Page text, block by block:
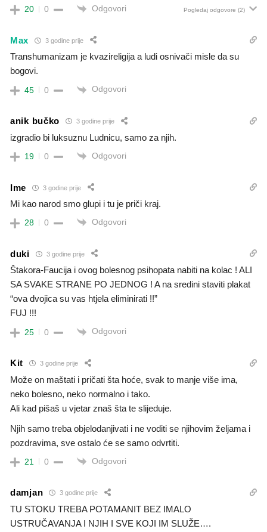
20 0 Odgovori Pogledaj odgovore (2)
Max 3 godine prije
Transhumanizam je kvazireligija a ludi osnivači misle da su
bogovi.
45 0 Odgovori
anik bučko 3 godine prije
izgradio bi luksuznu Ludnicu, samo za njih.
19 0 Odgovori
Ime 3 godine prije
Mi kao narod smo glupi i tu je priči kraj.
28 0 Odgovori
duki 3 godine prije
Štakora-Faucija i ovog bolesnog psihopata nabiti na kolac ! ALI
SA SVAKE STRANE PO JEDNOG ! A na sredini staviti plakat
“ova dvojica su vas htjela eliminirati !!”
FUJ !!!
25 0 Odgovori
Kit 3 godine prije
Može on maštati i pričati šta hoće, svak to manje više ima,
neko bolesno, neko normalno i tako.
Ali kad pišaš u vjetar znaš šta te slijeduje.
Njih samo treba objelodanjivati i ne voditi se njihovim željama i
pozdravima, sve ostalo će se samo odvrtiti.
21 0 Odgovori
damjan 3 godine prije
TU STOKU TREBA POTAMANIT BEZ IMALO
USTRUČAVANJA I NJIH I SVE KOJI IM SLUŽE….